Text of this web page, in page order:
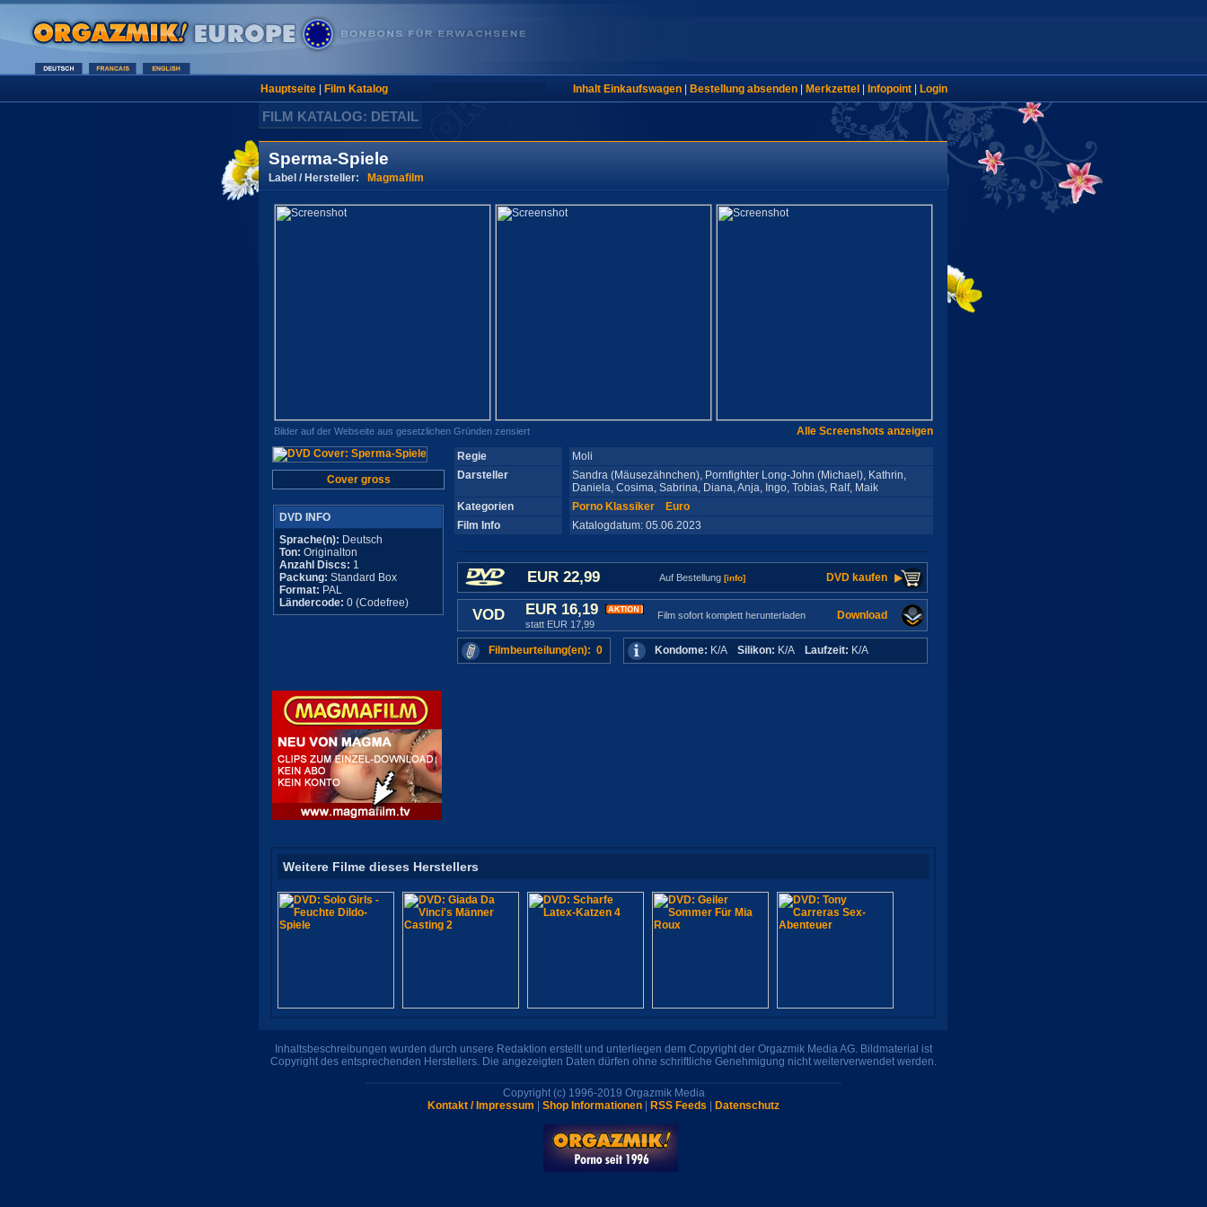
Hauptseite| Film Katalog Inhalt Einkaufswagen| Bestellung absenden| Merkzettel Infopoint| Login
FILM KATALOG: DETAIL
Sperma-Spiele
Label / Hersteller: Magmafilm
Bilder auf der Webseite aus gesetzlichen Gründen zensiert Alle Screenshots anzeigen
Cover gross
DVD INFO
Sprache(n): Deutsch
Ton: Originalton
Anzahl Discs: 1
Packung: Standard Box
Format: PAL
Ländercode: 0 (Codefree)
Regie
Moli
Darsteller
Sandra (Mäusezähnchen), Pornfighter Long-John (Michael), Kathrin,
Daniela, Cosima, Sabrina, Diana, Anja, Ingo, Tobias, Ralf, Maik
Kategorien
Porno Klassiker
Euro
Film Info
Katalogdatum: 05.06.2023
EUR 22,99 Auf Bestellung [info] DVD kaufen
VOD EUR 16,19
statt EUR 17,99
Film sofort komplett herunterladen Download
Filmbeurteilung(en): 0 Kondome: K/A Silikon: K/A Laufzeit: K/A
Weitere Filme dieses Herstellers
Inhaltsbeschreibungen wurden durch unsere Redaktion erstellt und unterliegen dem Copyright der Orgazmik Media AG. Bildmaterial ist
Copyright des entsprechenden Herstellers. Die angezeigten Daten dürfen ohne schriftliche Genehmigung nicht weiterverwendet werden.
Copyright (c) 1996-2019 Orgazmik Media
Kontakt / Impressum
Shop Informationen RSS Feeds Datenschutz